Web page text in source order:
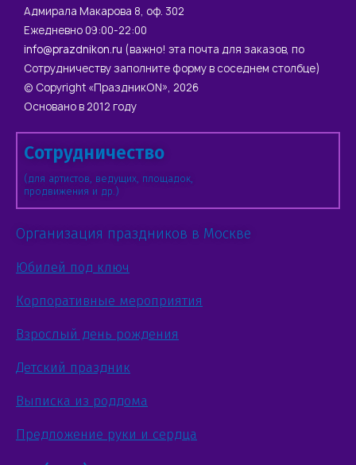
Адмирала Макарова 8, оф. 302
Ежедневно 09:00-22:00
info@prazdnikon.ru (важно! эта почта для заказов, по
Сотрудничеству заполните форму в соседнем столбце)
© Copyright «ПраздникON», 2026
Основано в 2012 году
Сотрудничество
(для артистов, ведущих, площадок,
продвижения и др.)
Организация праздников в Москве
Юбилей под ключ
Корпоративные мероприятия
Взрослый день рождения
Детский праздник
Выписка из роддома
Предложение руки и сердца